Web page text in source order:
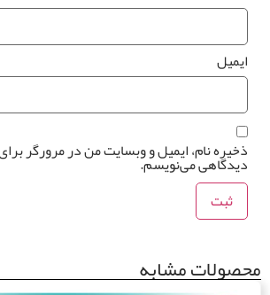
نام، ایمیل و وبسایت من در مرورگر برای
می‌نویسم.
مشابه